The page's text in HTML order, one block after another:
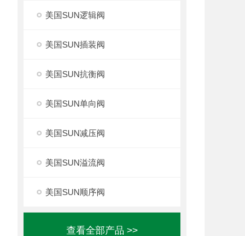
美国SUN逻辑阀
美国SUN插装阀
美国SUN抗衡阀
美国SUN单向阀
美国SUN减压阀
美国SUN溢流阀
美国SUN顺序阀
查看全部产品 >>